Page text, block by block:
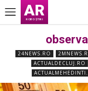
AR
ROBO ȘTIRI
24NEWS.RO
ACTUALDECLUJ.RO